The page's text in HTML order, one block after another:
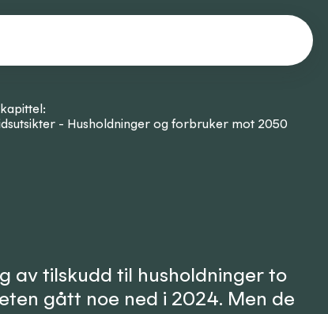
- Husholdninger og forbruker mot 2050
av tilskudd til husholdninger to
gått noe ned i 2024. Men de